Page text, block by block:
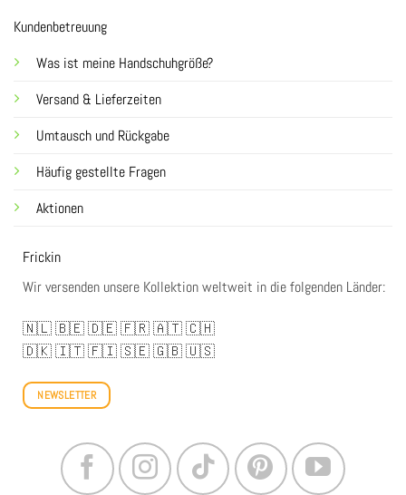
Kundenbetreuung
Was ist meine Handschuhgröße?
Versand & Lieferzeiten
Umtausch und Rückgabe
Häufig gestellte Fragen
Aktionen
Frickin
Wir versenden unsere Kollektion weltweit in die folgenden Länder:
🇳🇱🇧🇪🇩🇪🇫🇷🇦🇹🇨🇭
🇩🇰🇮🇹🇫🇮🇸🇪🇬🇧🇺🇸
NEWSLETTER